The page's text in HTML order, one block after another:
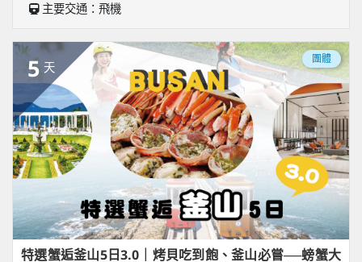
主要交通：飛機
5 天
團體
特選蟹逅釜山5日3.0｜烤貝吃到飽、釜山必嘗──螃蟹大